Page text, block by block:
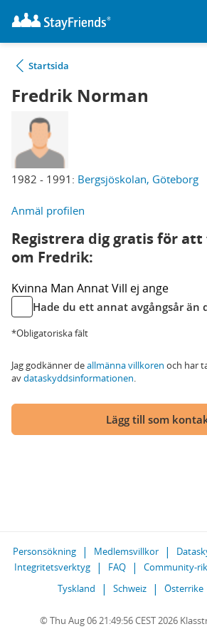
Startsida
Fredrik Norman
1982 - 1991: Bergsjöskolan, Göteborg
Anmäl profilen
Registrera dig gratis för
om Fredrik:
Kvinna Man AnnatVill ej ange
Hade du ett annat avgångsår än
*Obligatoriska fält
Jag godkänner deallmänna villkoren och har
avdataskyddsinformationen.
Lägg till som
Personsökning Medlemsvillkor
Integritetsverktyg
FAQ Community-
Tyskland
Schweiz Österrike
© Thu Aug 06 21:49:56 CEST 2026